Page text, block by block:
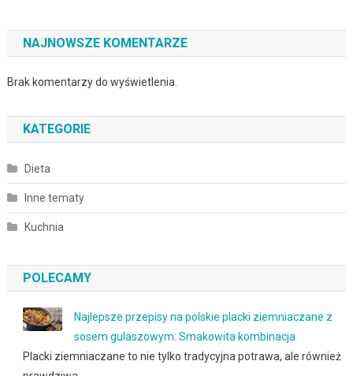
NAJNOWSZE KOMENTARZE
Brak komentarzy do wyświetlenia.
KATEGORIE
Dieta
Inne tematy
Kuchnia
POLECAMY
Najlepsze przepisy na polskie placki ziemniaczane z
sosem gulaszowym: Smakowita kombinacja
Placki ziemniaczane to nie tylko tradycyjna potrawa, ale również